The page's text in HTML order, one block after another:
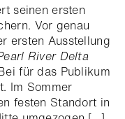
seinen ersten
Vor genau
ersten Ausstellung
River Delta
für das Publikum
Im Sommer
festen Standort in